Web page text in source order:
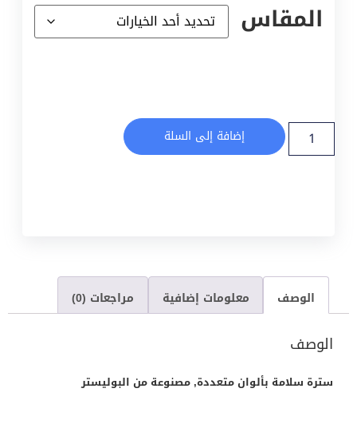
المقاس
إضافة إلى السلة
الوصف معلومات إضافية مراجعات (0)
الوصف
سترة سلامة بألوان متعددة, مصنوعة من البوليستر